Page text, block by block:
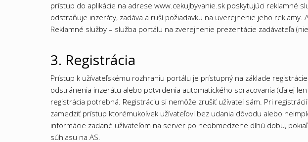
prístup do aplikácie na adrese www.cekujbyvanie.sk poskytujúci reklamné
odstraňuje inzeráty, zadáva a ruší požiadavku na uverejnenie jeho
Reklamné služby – služba portálu na zverejnenie prezentácie zadávateľa
3. Registrácia
Prístup k užívateľskému rozhraniu portálu je prístupný na základe
odstránenia inzerátu alebo potvrdenia automatického spracovania (ďalej
registrácia potrebná. Registráciu si nemôže zrušiť užívateľ sám. Pri
zamedziť prístup ktorémukoľvek užívateľovi bez udania dôvodu alebo
informácie zadané užívateľom na server po neobmedzene dlhú dobu,
súhlasu na AS.